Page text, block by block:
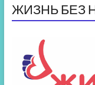
ЖИЗНЬ БЕЗ